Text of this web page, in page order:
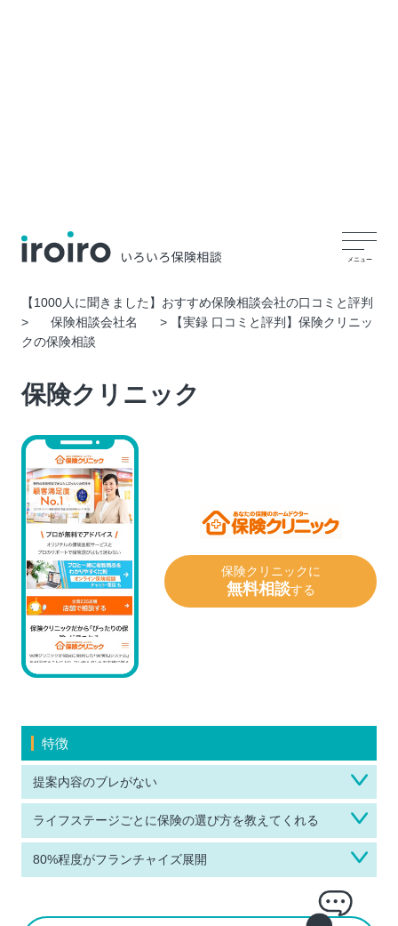
【1000人に聞きました】おすすめ保険相談会社の口コミと評判
>
保険相談会社名 >
【実録 口コミと評判】保険クリニッ
クの保険相談
保険クリニック
保険クリニックに
無料相談する
特徴
提案内容のブレがない
ライフステージごとに保険の選び方を教えてくれる
80%程度がフランチャイズ展開